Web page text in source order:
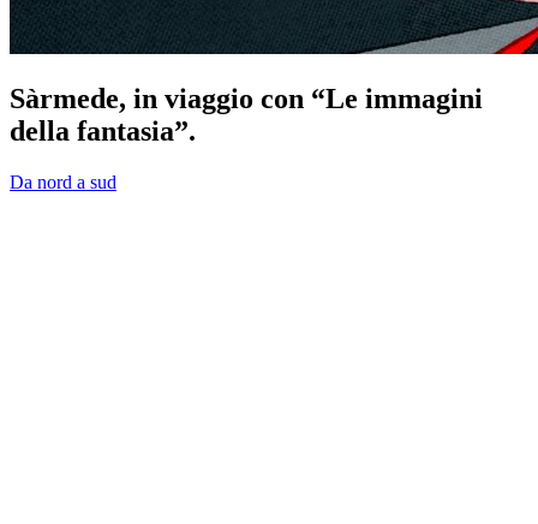
Sàrmede, in viaggio con “Le immagini
della fantasia”.
Da nord a sud